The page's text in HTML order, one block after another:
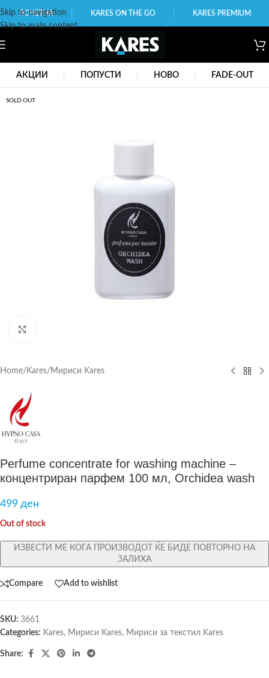
Skip to navigation
Skip to main content
ПОЧЕТНА KARES ON THE GO KARES PREMIUM
АКЦИИ ПОПУСТИ НОВО FADE-OUT
SOLD OUT
Home/ Kares/ Мириси Kares
Perfume concentrate for washing machine –
концентриран парфем 100 мл, Orchidea wash
499 ден
Out of stock
ИЗВЕСТИ МЕ КОГА ПРОИЗВОДОТ ЌЕ БИДЕ ПОВТОРНО НА
ЗАЛИХА
Compare Add to wishlist
SKU: 3661
Categories: Kares, Мириси Kares, Мириси за текстил Kares
Share: